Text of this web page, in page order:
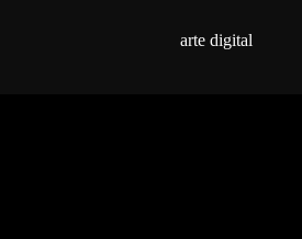
arte digital